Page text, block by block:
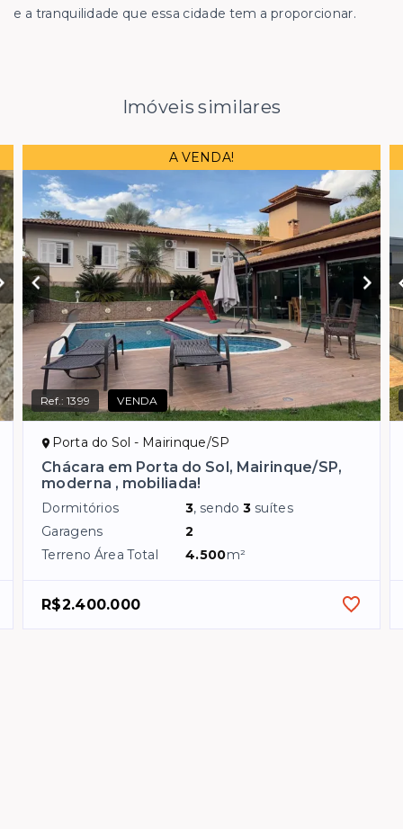
e a tranquilidade que essa cidade tem a proporcionar.
Imóveis similares
A VENDA!
Ref.:1399 VENDA
Porta do Sol - Mairinque/SP
Chácara em Porta do Sol, Mairinque/SP,
moderna , mobiliada!
Dormitórios 3, sendo3 suítes
Garagens
2
Terreno Área Total
4.500m²
R$2.400.000